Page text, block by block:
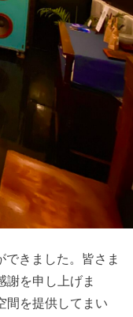
きました。皆さま
謝を申し上げま
間を提供してまい